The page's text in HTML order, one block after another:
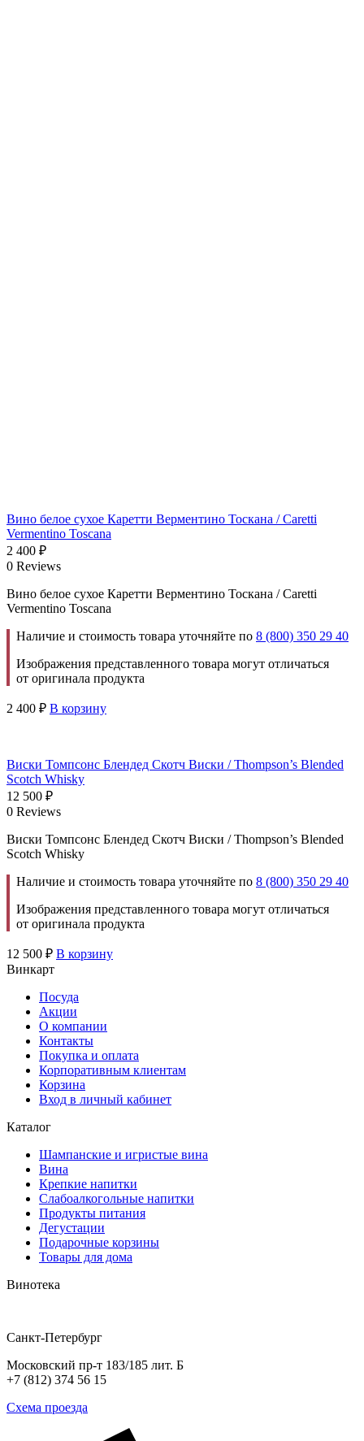
Вино белое сухое Каретти Верментино Тоскана / Caretti
Vermentino Toscana
2 400 ₽
0 Reviews
Вино белое сухое Каретти Верментино Тоскана / Caretti
Vermentino Toscana
Наличие и стоимость товара уточняйте по 8 (800) 350 29 40
Изображения представленного товара могут отличаться
от оригинала продукта
2 400 ₽ В корзину
Виски Томпсонс Блендед Скотч Виски / Thompson’s Blended
Scotch Whisky
12 500 ₽
0 Reviews
Виски Томпсонс Блендед Скотч Виски / Thompson’s Blended
Scotch Whisky
Наличие и стоимость товара уточняйте по 8 (800) 350 29 40
Изображения представленного товара могут отличаться
от оригинала продукта
12 500 ₽ В корзину
Винкарт
Посуда
Акции
О компании
Контакты
Покупка и оплата
Корпоративным клиентам
Корзина
Вход в личный кабинет
Каталог
Шампанские и игристые вина
Вина
Крепкие напитки
Слабоалкогольные напитки
Продукты питания
Дегустации
Подарочные корзины
Товары для дома
Винотека
Санкт-Петербург
Московский пр-т 183/185 лит. Б
+7 (812) 374 56 15
Схема проезда